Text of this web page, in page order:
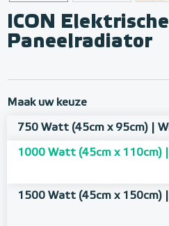
ICON
Paneelradiator
Maak uw keuze
750 Watt (45cm x 95cm) |
1000 Watt (45cm x 110cm)
1500 Watt (45cm x 150cm)